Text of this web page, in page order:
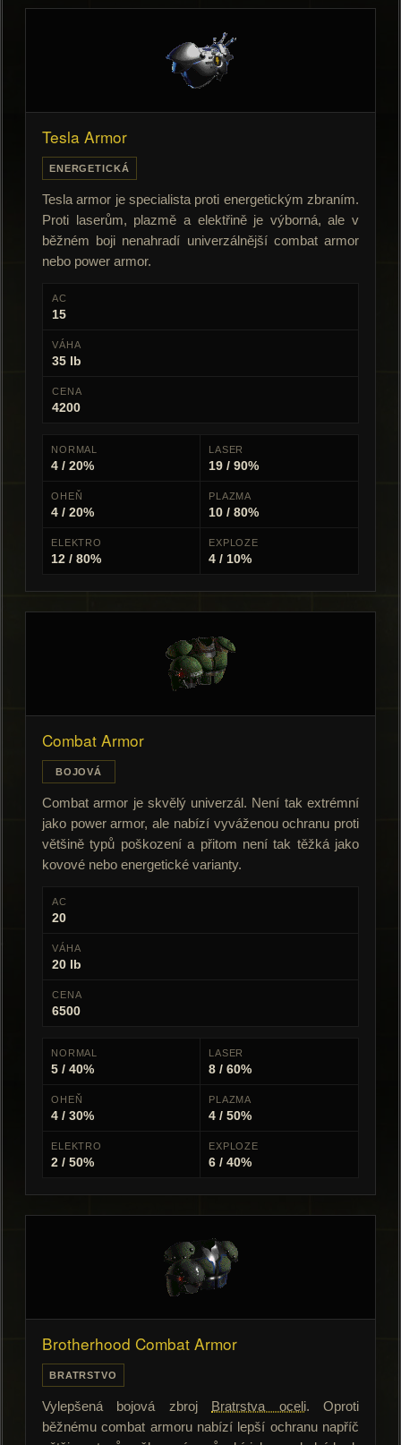
Tesla Armor
ENERGETICKÁ
Tesla armor je specialista proti energetickým zbraním.
Proti laserům, plazmě a elektřině je výborná, ale v
běžném boji nenahradí univerzálnější combat armor
nebo power armor.
AC
15
VÁHA
35 lb
CENA
4200
NORMAL
4 / 20%
LASER
19 / 90%
OHEŇ
4 / 20%
PLAZMA
10 / 80%
ELEKTRO
12 / 80%
EXPLOZE
4 / 10%
Combat Armor
BOJOVÁ
Combat armor je skvělý univerzál. Není tak extrémní
jako power armor, ale nabízí vyváženou ochranu proti
většině typů poškození a přitom není tak těžká jako
kovové nebo energetické varianty.
AC
20
VÁHA
20 lb
CENA
6500
NORMAL
5 / 40%
LASER
8 / 60%
OHEŇ
4 / 30%
PLAZMA
4 / 50%
ELEKTRO
2 / 50%
EXPLOZE
6 / 40%
Brotherhood Combat Armor
BRATRSTVO
Vylepšená bojová zbroj Bratrstva oceli. Oproti
běžnému combat armoru nabízí lepší ochranu napříč